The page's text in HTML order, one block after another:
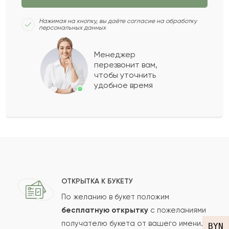
BYN
Светлана
Любимы цвет роз лично для меня. Выбрала
такое оформление для мамы. Букет долго
Н Несибжан
2016-03-27
Карима
Нажимая на кнопку, вы даёте согласие на обработку
персональных данных
Менеджер
перезвонит вам,
чтобы уточнить
удобное время
ОТКРЫТКА К БУКЕТУ
По желанию в букет положим
бесплатную открытку с пожеланиями
получателю букета от вашего имени.